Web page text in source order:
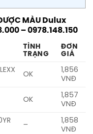
MÀU Dulux
– 0978.148.150
TÌNH
TRẠNG
ĐƠN
GIÁ
OK
1,856
VNĐ
OK
1,857
VNĐ
–
1,858
VNĐ